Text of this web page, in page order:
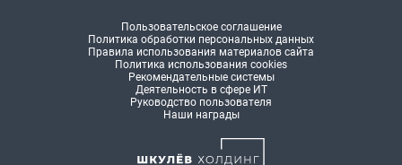
Пользовательское соглашение
Политика обработки персональных данных
Правила использования материалов сайта
Политика использования cookies
Рекомендательные системы
Деятельность в сфере ИТ
Руководство пользователя
Наши награды